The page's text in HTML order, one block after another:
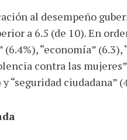
al desempeño
a 6.5 (de 10). En
“economía”
contra las
“seguridad ciudadana”